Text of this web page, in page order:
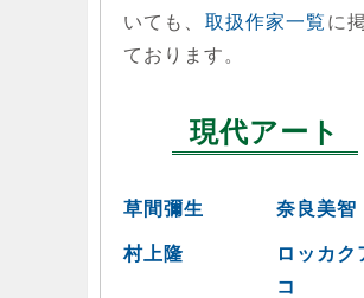
いても、 取扱作家一覧 に
ております。
現代アート
草間彌生 奈良美智
村上隆
ロッカク
コ